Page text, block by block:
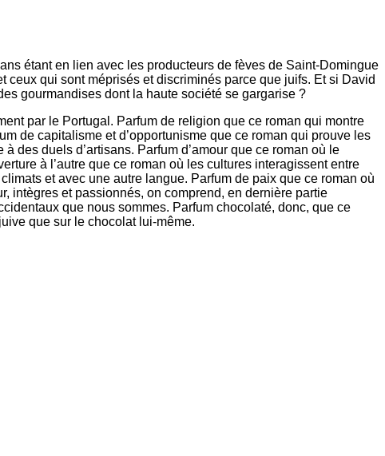
étant en lien avec les producteurs de fèves de Saint-Domingue
ceux qui sont méprisés et discriminés parce que juifs. Et si David
gourmandises dont la haute société se gargarise ?
par le Portugal. Parfum de religion que ce roman qui montre
de capitalisme et d’opportunisme que ce roman qui prouve les
des duels d’artisans. Parfum d’amour que ce roman où le
à l’autre que ce roman où les cultures interagissent entre
et avec une autre langue. Parfum de paix que ce roman où
intègres et passionnés, on comprend, en dernière partie
que nous sommes. Parfum chocolaté, donc, que ce
que sur le chocolat lui-même.